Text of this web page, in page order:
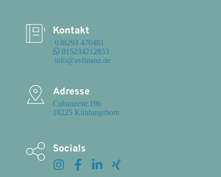
Kontakt
038293 470481
015234212833
info@avfinanz.de
Adresse
Cubanzestr.19b
18225 Kühlungsborn
Socials